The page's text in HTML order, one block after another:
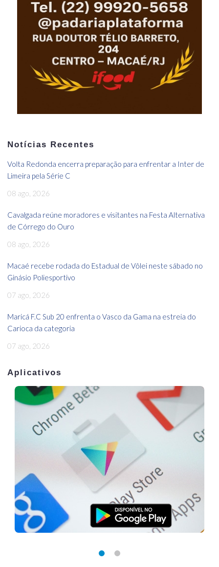
Notícias Recentes
Volta Redonda encerra preparação para enfrentar a Inter de
Limeira pela Série C
08 ago, 2026
Cavalgada reúne moradores e visitantes na Festa Alternativa
de Córrego do Ouro
08 ago, 2026
Macaé recebe rodada do Estadual de Vôlei neste sábado no
Ginásio Poliesportivo
07 ago, 2026
Maricá F.C Sub 20 enfrenta o Vasco da Gama na estreia do
Carioca da categoria
07 ago, 2026
Aplicativos